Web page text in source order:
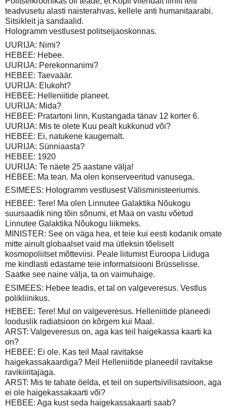
teadvusetu alasti naisterahvas, kellele anti humanitaarabi.
Sitsikleit ja sandaalid.
Hologramm vestlusest politseijaoskonnas.
UURIJA: Nimi?
HEBEE: Hebee.
UURIJA: Perekonnanimi?
HEBEE: Taevaäär.
UURIJA: Elukoht?
HEBEE: Helleniitide planeet.
UURIJA: Mida?
HEBEE: Pratartoni linn, Kustangada tänav 12 korter 6.
UURIJA: Mis te olete Kuu pealt kukkunud või?
HEBEE: Ei, natukene kaugemalt.
UURIJA: Sünniaasta?
HEBEE: 1920
UURIJA: Te näete 25 aastane välja!
HEBEE: Ma tean. Ma olen konserveeritud vanusega.
ESIMEES: Hologramm vestlusest Välisministeeriumis.
HEBEE: Tere! Ma olen Linnutee Galaktika Nõukogu
suursaadik ning tõin sõnumi, et Maa on vastu võetud
Linnutee Galaktika Nõukogu liikmeks.
MINISTER: See on väga hea, et teie kui eesti kodanik omate
mitte ainult globaalset vaid ma ütleksin tõeliselt
kosmopoliitset mõtteviisi. Peale liitumist Euroopa Liiduga
me kindlasti edastame teie informatsiooni Brüsselisse.
Saatke see naine välja, ta on vaimuhaige.
ESIMEES: Hebee teadis, et tal on valgeveresus. Vestlus
polikliinikus.
HEBEE: Tere! Mul on valgeveresus. Helleniitide planeedi
looduslik radiatsioon on kõrgem kui Maal.
ARST: Valgeveresus on, aga kas teil haigekassa kaarti ka
on?
HEBEE: Ei ole. Kas teil Maal ravitakse
haigekassakaardiga? Meil Helleniitide planeedil ravitakse
ravikiiritajaga.
ARST: Mis te tahate öelda, et teil on supertsivilisatsioon, aga
ei ole haigekassakaarti või?
HEBEE: Aga kust seda haigekassakaarti saab?